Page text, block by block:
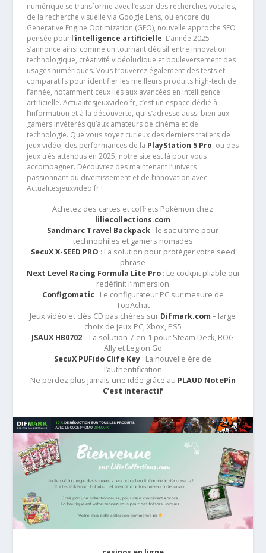
numérique se transforme avec l’essor des recherches vocales,
de la recherche visuelle via Google Lens, ou encore du
Generative Engine Optimization (GEO), nouvelle approche SEO
pensée pour l’intelligence artificielle. L’année 2025
s’annonce ainsi comme un tournant décisif entre innovation
technologique, créativité vidéoludique et bouleversement des
usages numériques. Vous trouverez également des tests et
comparatifs pour identifier les meilleurs produits high-tech de
l’année, notamment ceux liés aux avancées en intelligence
artificielle. Actualitesjeuxvideo.fr, c’est un espace dédié à
l’information et à la découverte, qui s’adresse aussi bien aux
gamers invétérés qu’aux amateurs de cinéma et de
technologie. Que vous soyez curieux des derniers trailers de
jeux vidéo, des performances de la PlayStation 5 Pro, ou des
jeux très attendus en 2025, notre site est là pour vous
accompagner. Découvrez dès maintenant l’univers
passionnant du divertissement et de l’innovation avec
Actualitesjeuxvideo.fr !
Achetez des cartes et coffrets Pokémon chez
liliecollections.com
Sandmarc Travel Backpack : le sac ultime pour
technophiles et gamers nomades
SecuX X-SEED PRO : La solution pour protéger votre seed
phrase
Next Level Racing Formula Lite Pro: Le cockpit pliable qui
redéfinit l’immersion
Configomatic: Le configurateur PC sur mesure de
TopAchat
Jeux vidéo et clés CD pas chères sur Difmark.com – large
choix de jeux PC, Xbox, PS5
JSAUX HB0702– La solution 7-en-1 pour Steam Deck, ROG
Ally et Legion Go
SecuX PUFido Clife Key : La nouvelle ère de
l’authentification
Ne perdez plus jamais une idée grâce au PLAUD NotePin
C’est interactif